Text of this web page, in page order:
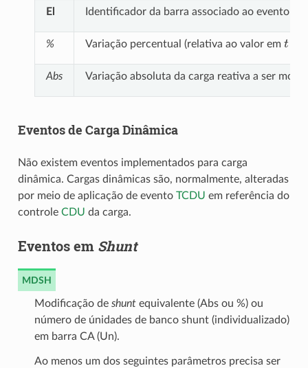
El Identificador da barra associado ao evento
% Variação percentual (relativa ao valor em t
Abs Variação absoluta da carga reativa a ser
Eventos de Carga Dinâmica
Não existem eventos implementados para carga
dinâmica. Cargas dinâmicas são, normalmente, alteradas
por meio de aplicação de evento TCDU em referência do
controle CDU da carga.
Eventos em Shunt
MDSH
Modificação de shuntequivalente (Abs ou %) ou
número de únidades de banco shunt (individualizado)
em barra CA (Un).
Ao menos um dos seguintes parâmetros precisa ser